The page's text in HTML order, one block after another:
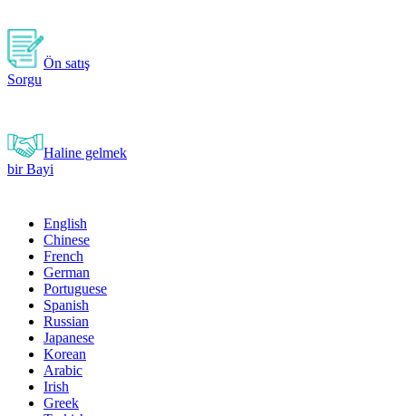
Ön satış
Sorgu
Haline gelmek
bir Bayi
English
Chinese
French
German
Portuguese
Spanish
Russian
Japanese
Korean
Arabic
Irish
Greek